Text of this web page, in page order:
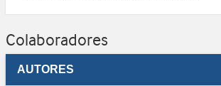
Colaboradores
AUTORES